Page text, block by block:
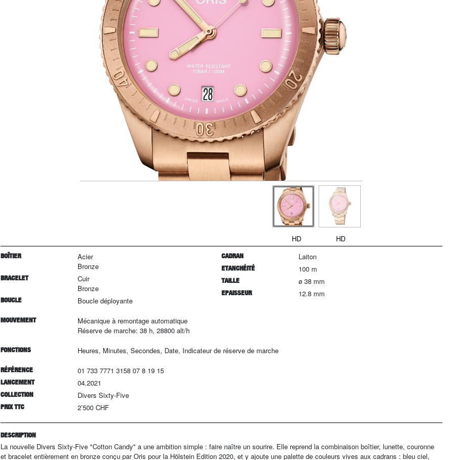
HD HD
BOÎTIER
Acier
Bronze
BRACELET
Cuir
Bronze
BOUCLE Boucle déployante
CADRAN Laiton
ETANCHÉITÉ 100 m
TAILLE ø 38 mm
EPAISSEUR 12.8 mm
MOUVEMENT
Mécanique à remontage automatique
Réserve de marche: 38 h, 28800 alt/h
FONCTIONS Heures, Minutes, Secondes, Date, Indicateur de réserve de marche
RÉFÉRENCE 01 733 7771 3158 07 8 19 15
LANCEMENT 04.2021
COLLECTION Divers Sixty-Five
PRIX TTC 2’500 CHF
DESCRIPTION
La nouvelle Divers Sixty-Five "Cotton Candy" a une ambition simple : faire naître un sourire. Elle reprend la combinaison boîtier, lunette, couronne
et bracelet entièrement en bronze conçu par Oris pour la Hölstein Edition 2020, et y ajoute une palette de couleurs vives aux cadrans : bleu ciel,